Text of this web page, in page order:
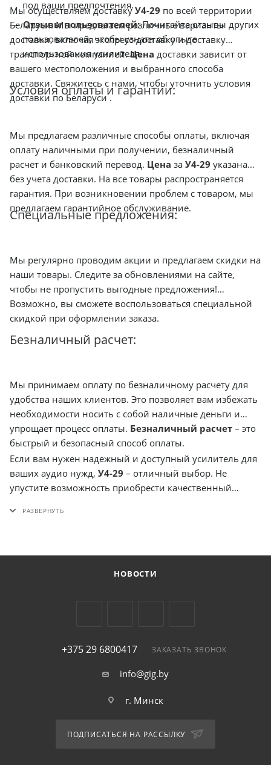
под ваши предпочтения.
Отзывы пользователей:Почитайте отзывы других
пользователей, чтобы узнать об опыте
использования усилителя.
Мы осуществляем доставкуУ4-29 по всей территории
Беларуси. Мы предлагаем различные варианты
доставки, включая экспресс-доставку и доставку
транспортной компанией.Цена доставки зависит от
вашего местоположения и выбранного способа
доставки. Свяжитесь с нами, чтобы уточнить условия
доставки по Беларуси .
Условия оплаты и гарантии:
Мы предлагаем различные способы оплаты, включая
оплату наличными при получении, безналичный
расчет и банковский перевод. Цена за У4-29 указана
без учета доставки. На все товары распространяется
гарантия. При возникновении проблем с товаром, мы
предлагаем гарантийное обслуживание.
Специальные предложения:
Мы регулярно проводим акции и предлагаем скидки на
наши товары. Следите за обновлениями на сайте,
чтобы не пропустить выгодные предложения!
Возможно, вы сможете воспользоваться специальной
скидкой при оформлении заказа.
Безналичный расчет:
Мы принимаем оплату по безналичному расчету для
удобства наших клиентов. Это позволяет вам избежать
необходимости носить с собой наличные деньги и
упрощает процесс оплаты. Безналичный расчет – это
быстрый и безопасный способ оплаты.
Если вам нужен надежный и доступный усилитель для
ваших аудио нужд, У4-29 – отличный выбор. Не
упустите возможность приобрести качественный
наслаждайтесь чистым и мощным звуком.
НОВОСТИ
+375 29 6800417 ЗАКАЗАТЬ ЗВОНОК
info@gig.by
г. Минск
ПОДПИСАТЬСЯ НА РАССЫЛКУ